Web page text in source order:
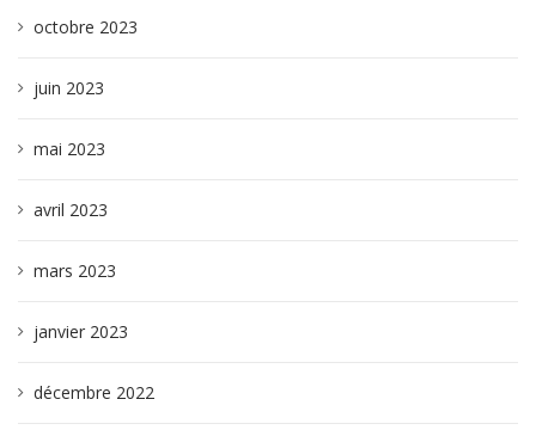
octobre 2023
juin 2023
mai 2023
avril 2023
mars 2023
janvier 2023
décembre 2022